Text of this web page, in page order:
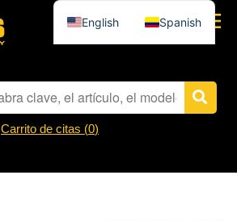
Carrito de citas (0)
English Spanish